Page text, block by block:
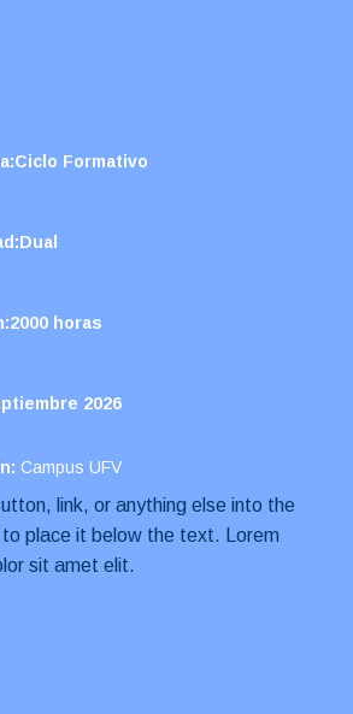
Ciclo Formativo
Dual
2000 horas
2026
Campus UFV
link, or anything else into the
to place it below the text. Lorem
sit amet elit.